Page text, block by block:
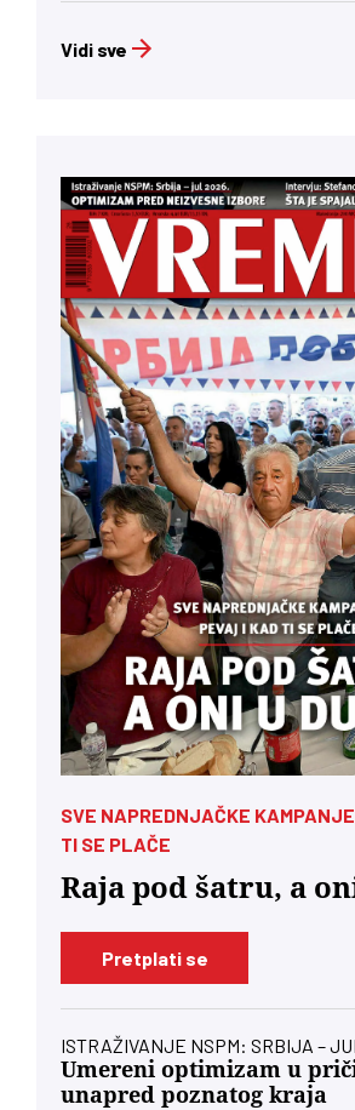
Vidi sve
SVE NAPREDNJAČKE
TI SE PLAČE
Raja pod šatru, a
Pretplati se
ISTRAŽIVANJE NSPM: SRBIJA –
Umereni optimizam u
unapred poznatog kraja